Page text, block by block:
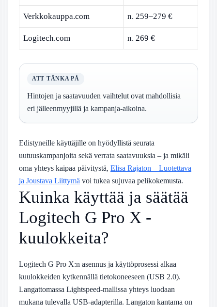
Verkkokauppa.com n. 259–279 €
Logitech.com n. 269 €
ATT TÄNKA PÅ
Hintojen ja saatavuuden vaihtelut ovat mahdollisia
eri jälleenmyyjillä ja kampanja-aikoina.
Edistyneille käyttäjille on hyödyllistä seurata
uutuuskampanjoita sekä verrata saatavuuksia – ja mikäli
oma yhteys kaipaa päivitystä, Elisa Rajaton – Luotettava
ja Joustava Liittymä voi tukea sujuvaa pelikokemusta.
Kuinka käyttää ja säätää
Logitech G Pro X -
kuulokkeita?
Logitech G Pro X:n asennus ja käyttöprosessi alkaa
kuulokkeiden kytkennällä tietokoneeseen (USB 2.0).
Langattomassa Lightspeed-mallissa yhteys luodaan
mukana tulevalla USB-adapterilla. Langaton kantama on